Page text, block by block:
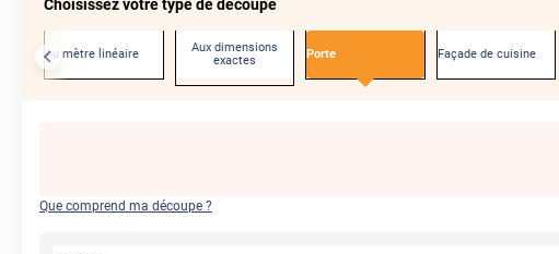
Choisissez votre type de découpe
Au mètre linéaire
Aux dimensions
exactes
Porte Façade de cuisine
Que comprend ma découpe ?